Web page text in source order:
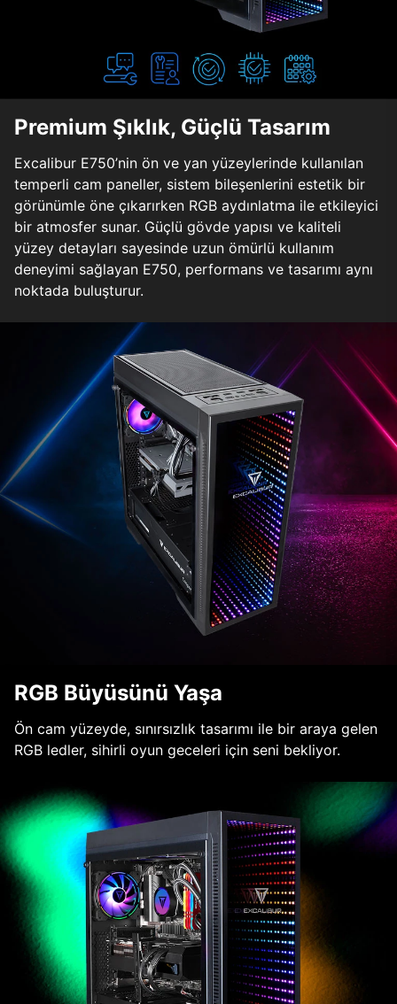
Premium Şıklık, Güçlü Tasarım
Excalibur E750’nin ön ve yan yüzeylerinde kullanılan
temperli cam paneller, sistem bileşenlerini estetik bir
görünümle öne çıkarırken RGB aydınlatma ile etkileyici
bir atmosfer sunar. Güçlü gövde yapısı ve kaliteli
yüzey detayları sayesinde uzun ömürlü kullanım
deneyimi sağlayan E750, performans ve tasarımı aynı
noktada buluşturur.
RGB Büyüsünü Yaşa
Ön cam yüzeyde, sınırsızlık tasarımı ile bir araya gelen
RGB ledler, sihirli oyun geceleri için seni bekliyor.